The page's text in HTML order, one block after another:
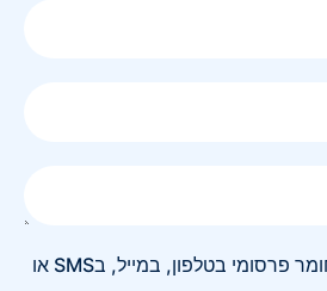
אני מאשר/ת קבלת חומר פרסומי בטלפון, במייל, בSMS או